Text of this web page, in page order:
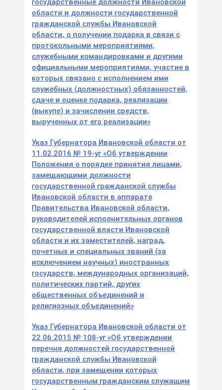
государственные должности Ивановской
области и должности государственной
гражданской службы Ивановской
области, о получении подарка в связи с
протокольными мероприятиями,
служебными командировками и другими
официальными мероприятиями, участие в
которых связано с исполнением ими
служебных (должностных) обязанностей,
сдаче и оценке подарка, реализации
(выкупе) и зачислении средств,
вырученных от его реализации»
Указ Губернатора Ивановской области от
11.02.2016 № 19-уг «Об утверждении
Положения о порядке принятия лицами,
замещающими должности
государственной гражданской службы
Ивановской области в аппарате
Правительства Ивановской области,
руководителей исполнительных органов
государственной власти Ивановской
области и их заместителей, наград,
почетных и специальных званий (за
исключением научных) иностранных
государств, международных организаций,
политических партий, других
общественных объединений и
религиозных объединений»
Указ Губернатора Ивановской области от
22.06.2015 № 108-уг «Об утверждении
перечня должностей государственной
гражданской службы Ивановской
области, при замещении которых
государственным гражданским служащим